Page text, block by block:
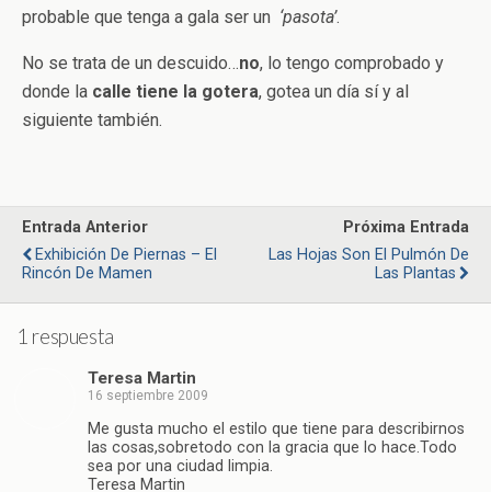
probable que tenga a gala ser un ‘pasota’.
No se trata de un descuido…no, lo tengo comprobado y
donde la calle tiene la gotera, gotea un día sí y al
siguiente también.
Entrada Anterior
Exhibición De Piernas – El
Rincón De Mamen
Próxima Entrada
Las Hojas Son El Pulmón De
Las Plantas
1 respuesta
Teresa Martin
16 septiembre 2009
Me gusta mucho el estilo que tiene para describirnos
las cosas,sobretodo con la gracia que lo hace.Todo
sea por una ciudad limpia.
Teresa Martin